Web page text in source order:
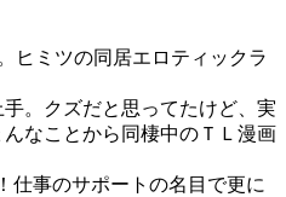
ヒミツの同居エロティックラ
。クズだと思ってたけど、実
なことから同棲中のＴＬ漫画
仕事のサポートの名目で更に